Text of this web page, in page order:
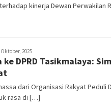
kinerja Dewan Perwakilan
Oktober, 2025
ke DPRD Tasikmalaya:
dari Organisasi Rakyat Peduli
rasa di […]